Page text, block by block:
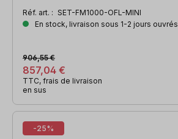
Réf. art. : SET-FM1000-OFL-MINI
En stock, livraison sous 1-2 jours ouvrés
857,04 €
906,55 €
TTC, frais de livraison
en sus
-25%